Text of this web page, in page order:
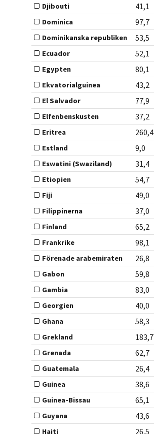
Djibouti 41,1
Dominica 97,7
Dominikanska republiken 53,5
Ecuador 52,1
Egypten 80,1
Ekvatorialguinea 43,2
El Salvador 77,9
Elfenbenskusten 37,2
Eritrea 260,4
Estland 9,0
Eswatini (Swaziland) 31,4
Etiopien 54,7
Fiji 49,0
Filippinerna 37,0
Finland 65,2
Frankrike 98,1
Förenade arabemiraten 26,8
Gabon 59,8
Gambia 83,0
Georgien 40,0
Ghana 58,3
Grekland 183,7
Grenada 62,7
Guatemala 26,4
Guinea 38,6
Guinea-Bissau 65,1
Guyana 43,6
Haiti 26,5